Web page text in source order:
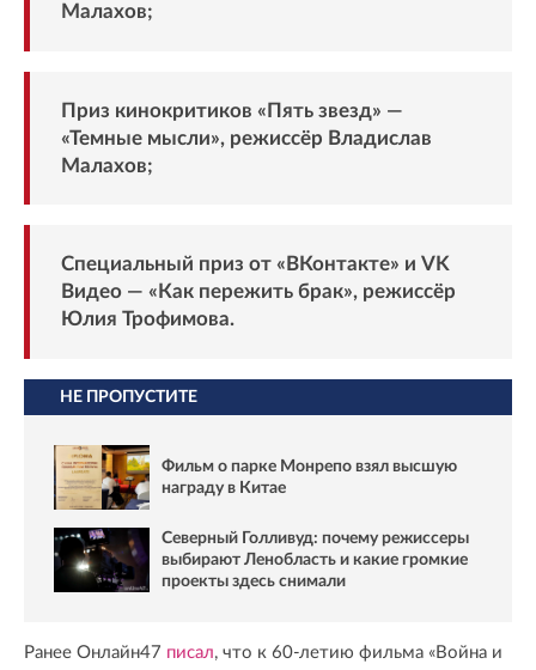
Малахов;
Приз кинокритиков «Пять звезд» —
«Темные мысли», режиссёр Владислав
Малахов;
Специальный приз от «ВКонтакте» и VK
Видео — «Как пережить брак», режиссёр
Юлия Трофимова.
НЕ ПРОПУСТИТЕ
Фильм о парке Монрепо взял высшую
награду в Китае
Северный Голливуд: почему режиссеры
выбирают Ленобласть и какие громкие
проекты здесь снимали
Ранее Онлайн47 писал, что к 60-летию фильма «Война и